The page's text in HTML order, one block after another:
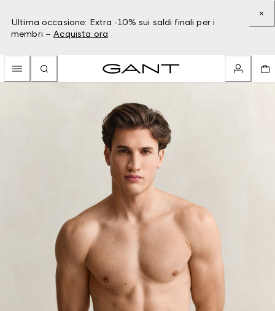
Ultima occasione: Extra -10% sui saldi finali per i
membri – Acquista ora